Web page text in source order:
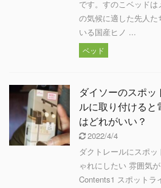
です。すのこベッド
の気候に適した先人
いる国産ヒノ ...
ベッド
ダイソーのスポ
ルに取り付けると
はどれがいい？
2022/4/4
ダクトレールにスポ
ゃれにしたい 雰囲気
Contents1 スポットラ